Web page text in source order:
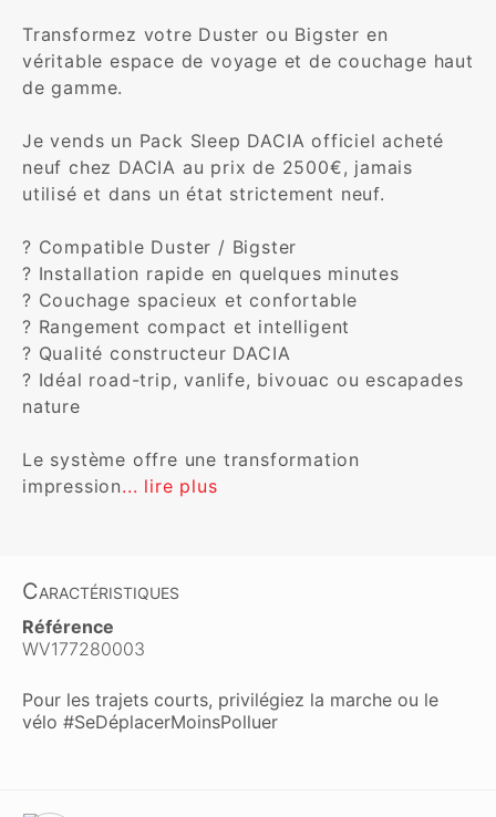
Transformez votre Duster ou Bigster en
véritable espace de voyage et de couchage haut
de gamme.
Je vends un Pack Sleep DACIA officiel acheté
neuf chez DACIA au prix de 2500€, jamais
utilisé et dans un état strictement neuf.
? Compatible Duster / Bigster
? Installation rapide en quelques minutes
? Couchage spacieux et confortable
? Rangement compact et intelligent
? Qualité constructeur DACIA
? Idéal road-trip, vanlife, bivouac ou escapades
nature
Le système offre une transformation
impression... lire plus
Caractéristiques
Référence
WV177280003
Pour les trajets courts, privilégiez la marche ou le
vélo #SeDéplacerMoinsPolluer